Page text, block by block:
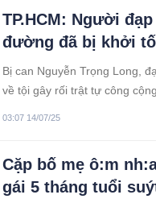
TP.HCM: Người
đường đã bị khởi tố
Bị can Nguyễn Trọng Long,
về tội gây rối trật tự công
03:07 14/07/25
Cặp bố mẹ ô:m
gái 5 tháng tuổi